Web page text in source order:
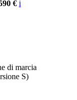
€ i
di marcia
S)